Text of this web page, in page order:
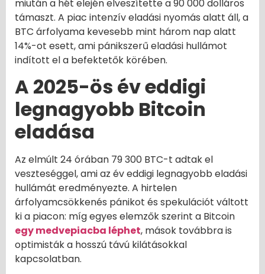
miután a hét elején elveszítette a 90 000 dolláros
támaszt. A piac intenzív eladási nyomás alatt áll, a
BTC árfolyama kevesebb mint három nap alatt
14%-ot esett, ami pánikszerű eladási hullámot
indított el a befektetők körében.
A 2025-ös év eddigi
legnagyobb Bitcoin
eladása
Az elmúlt 24 órában 79 300 BTC-t adtak el
veszteséggel, ami az év eddigi legnagyobb eladási
hullámát eredményezte. A hirtelen
árfolyamcsökkenés pánikot és spekulációt váltott
ki a piacon: míg egyes elemzők szerint a Bitcoin
egy medvepiacba léphet, mások továbbra is
optimisták a hosszú távú kilátásokkal
kapcsolatban.